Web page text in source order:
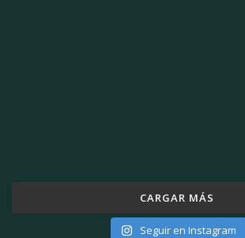
CARGAR MÁS
Seguir en Instagram